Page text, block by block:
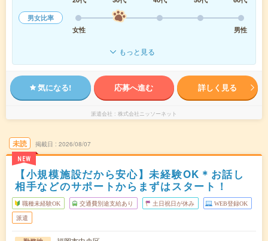
男女比率
女性
男性
もっと見る
気になる! 応募へ進む 詳しく見る
派遣会社 株式会社ニッソーネット
未読
NEW
掲載日 2026/08/07
【小規模施設だから安心】未経験OK＊お話し
相手などのサポートからまずはスタート！
職種未経験OK 交通費別途支給あり 土日祝日が休み WEB登録OK
派遣